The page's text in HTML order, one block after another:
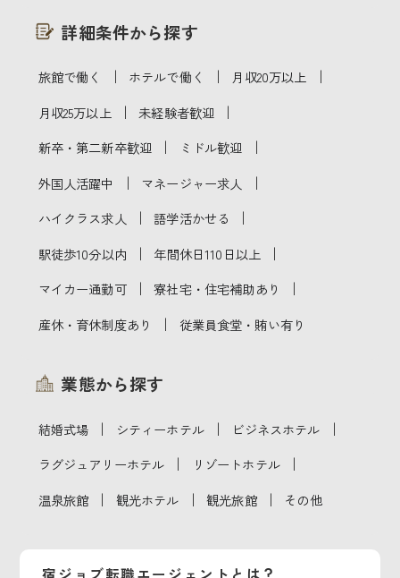
詳細条件から探す
旅館で働く ｜ ホテルで働く ｜ 月収20万以上 ｜
月収25万以上 ｜ 未経験者歓迎 ｜
新卒・第二新卒歓迎 ｜ ミドル歓迎 ｜
外国人活躍中 ｜ マネージャー求人 ｜
ハイクラス求人 ｜ 語学活かせる ｜
駅徒歩10分以内 ｜ 年間休日110日以上 ｜
マイカー通勤可 ｜ 寮社宅・住宅補助あり ｜
産休・育休制度あり ｜ 従業員食堂・賄い有り
業態から探す
結婚式場 ｜ シティーホテル ｜ ビジネスホテル ｜
ラグジュアリーホテル ｜ リゾートホテル ｜
温泉旅館 ｜ 観光ホテル ｜ 観光旅館 ｜ その他